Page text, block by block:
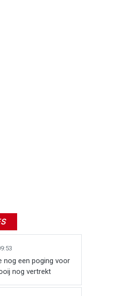
nog een poging voor
nog vertrekt